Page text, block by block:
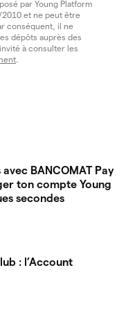
par Young Platform
et ne peut être
conséquent, il ne
dépôts auprès des
à consulter les
.
BANCOMAT Pay
ton compte Young
secondes
: l’Account